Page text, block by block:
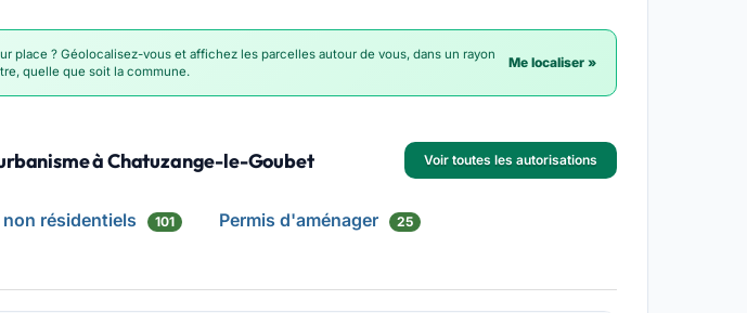
place ? Géolocalisez-vous et affichez les parcelles autour de vous, dans un rayon
quelle que soit la commune.
Me localiser »
à Chatuzange-le-Goubet Voir toutes les autorisations
résidentiels 101 Permis d'aménager 25